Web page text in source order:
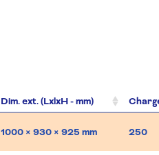
Dim. ext. (LxlxH - mm)
1000 × 930 × 925 mm 250